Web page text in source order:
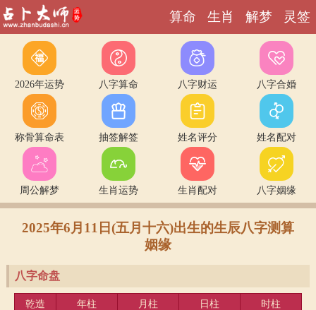
灵签
解梦
生肖
算命
别刷了，上面什么也没有！
2026年运势 八字算命 八字财运 八字合婚
称骨算命表 抽签解签 姓名评分 姓名配对
周公解梦 生肖运势 生肖配对 八字姻缘
2025年6月11日(五月十六)出生的生辰八字测算
姻缘
八字命盘
乾造 年柱 月柱 日柱 时柱